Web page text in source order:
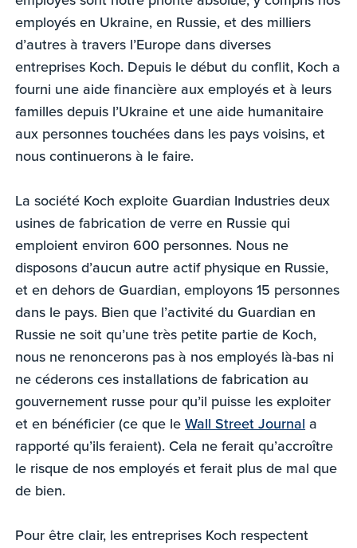
employés en Ukraine, en Russie, et des milliers
d’autres à travers l’Europe dans diverses
entreprises Koch. Depuis le début du conflit, Koch a
fourni une aide financière aux employés et à leurs
familles depuis l’Ukraine et une aide humanitaire
aux personnes touchées dans les pays voisins, et
nous continuerons à le faire.
La société Koch exploite Guardian Industries deux
usines de fabrication de verre en Russie qui
emploient environ 600 personnes. Nous ne
disposons d’aucun autre actif physique en Russie,
et en dehors de Guardian, employons 15 personnes
dans le pays. Bien que l’activité du Guardian en
Russie ne soit qu’une très petite partie de Koch,
nous ne renoncerons pas à nos employés là-bas ni
ne céderons ces installations de fabrication au
gouvernement russe pour qu’il puisse les exploiter
et en bénéficier (ce que leWall Street Journal a
rapporté qu’ils feraient). Cela ne ferait qu’accroître
le risque de nos employés et ferait plus de mal que
de bien.
Pour être clair, les entreprises Koch respectent